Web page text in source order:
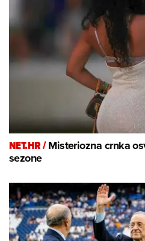
NET.HR /Misteriozna crnka
sezone